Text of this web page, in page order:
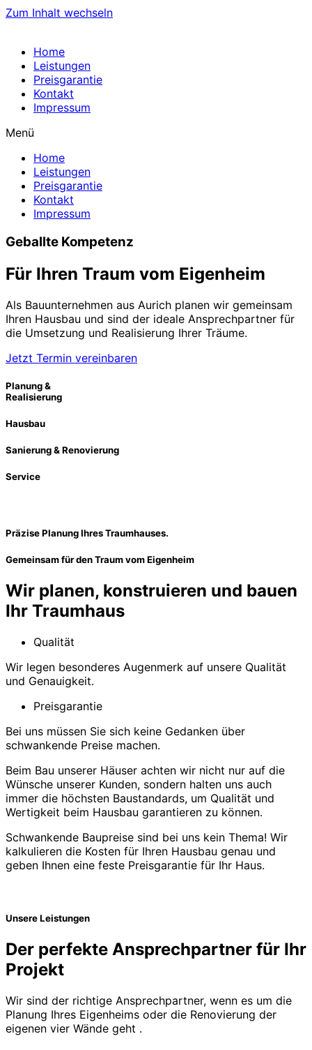
Zum Inhalt wechseln
Home
Leistungen
Preisgarantie
Kontakt
Impressum
Menü
Home
Leistungen
Preisgarantie
Kontakt
Impressum
Geballte Kompetenz
Für Ihren Traum vom Eigenheim
Als Bauunternehmen aus Aurich planen wir gemeinsam
Ihren Hausbau und sind der ideale Ansprechpartner für
die Umsetzung und Realisierung Ihrer Träume.
Jetzt Termin vereinbaren
Planung &
Realisierung
Hausbau
Sanierung & Renovierung
Service
Präzise Planung Ihres Traumhauses.
Gemeinsam für den Traum vom Eigenheim
Wir planen, konstruieren und bauen
Ihr Traumhaus
Qualität
Wir legen besonderes Augenmerk auf unsere Qualität
und Genauigkeit.
Preisgarantie
Bei uns müssen Sie sich keine Gedanken über
schwankende Preise machen.
Beim Bau unserer Häuser achten wir nicht nur auf die
Wünsche unserer Kunden, sondern halten uns auch
immer die höchsten Baustandards, um Qualität und
Wertigkeit beim Hausbau garantieren zu können.
Schwankende Baupreise sind bei uns kein Thema! Wir
kalkulieren die Kosten für Ihren Hausbau genau und
geben Ihnen eine feste Preisgarantie für Ihr Haus.
Unsere Leistungen
Der perfekte Ansprechpartner für Ihr
Projekt
Wir sind der richtige Ansprechpartner, wenn es um die
Planung Ihres Eigenheims oder die Renovierung der
eigenen vier Wände geht .